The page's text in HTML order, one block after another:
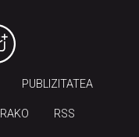
PUBLIZITATEA
RSS